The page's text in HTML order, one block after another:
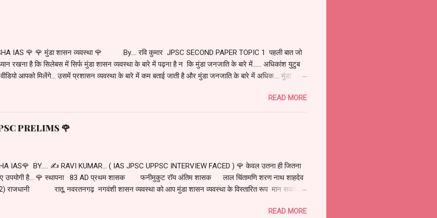
IAS 🌹 🌹 मुंडा शासन व्यवस्था 🌹 By.... रवि कुमार JPSC SECOND PAPER TOPIC 1 पहली बात जो
रखना है कि सिलेबस में सिर्फ मुंडा शासन व्यवस्था के बारे में पढ़ना है न कि मुंडा जनजाति के बारे में...... अधिकांश युटुब
आपको मिलेंगे... उसमें प्रशासन व्यवस्था के बारे में कम बताई जाती है और मुंडा जनजाति के बारे में अधिक.... मुंडा
मुंडा के साथ करीब में 21000 मुंडा थे. जब इन का आगमन यहां हुआ तो यह पूरा क्षेत्र जंगली था. मुंडाओं को बसने के लिए
के लिए खाली जमीन की जरूरत थी. इसके लिए स्वाभाविक था कि जंगल इस सफाई जितनी जल्दी हो सके, संपन्न करना.
कुछ समूहों के द्वारा अलग-अलग क्षेत्रों में जंगल सफाई का कार्य शुरू हुआ. यह सभी क्षेत्र खूंटकट्टी कहलाए. क्योंकि मुंडा
मुंडा समूह को खुद की संज्ञा दी जाती थी. ...... धीरे-धीरे कई खूं...
READ MORE
PRELIMS 🌹
IAS🌹 BY..... ✍️ RAVI KUMAR... ( IAS JPSC UPPSC INTERVIEW FACED ) 🌹 केवल उतना ही जितना
उपयोगी है... 🌹 स्थापना 83 AD प्रथम शासक फनीमुकुट रॉय अंतिम शासक लाल चिंतामणि शरण नाथ शाहदेव
राजधानी रातू, नवरतनगढ़ नगवंशी शासन व्यवस्था को आप मुंडा शासन व्यवस्था के विस्तारित रूप मान सकते हैं.
के साथ विचरण कर रहे थे. इस दौरान उन्हें नागफण वृक्ष के नीचे एक अबोध बालक की प्राप्ति हुई..... क्योंकि इस बच्चे की
READ MORE